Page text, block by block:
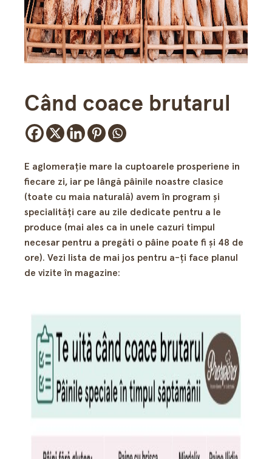
Când coace brutarul
E aglomeraţie mare la cuptoarele prosperiene in
fiecare zi, iar pe lângă pâinile noastre clasice
(toate cu maia naturală) avem în program şi
specialităţi care au zile dedicate pentru a le
produce (mai ales ca in unele cazuri timpul
necesar pentru a pregăti o pâine poate fi şi 48 de
ore). Vezi lista de mai jos pentru a-ţi face planul
de vizite în magazine: